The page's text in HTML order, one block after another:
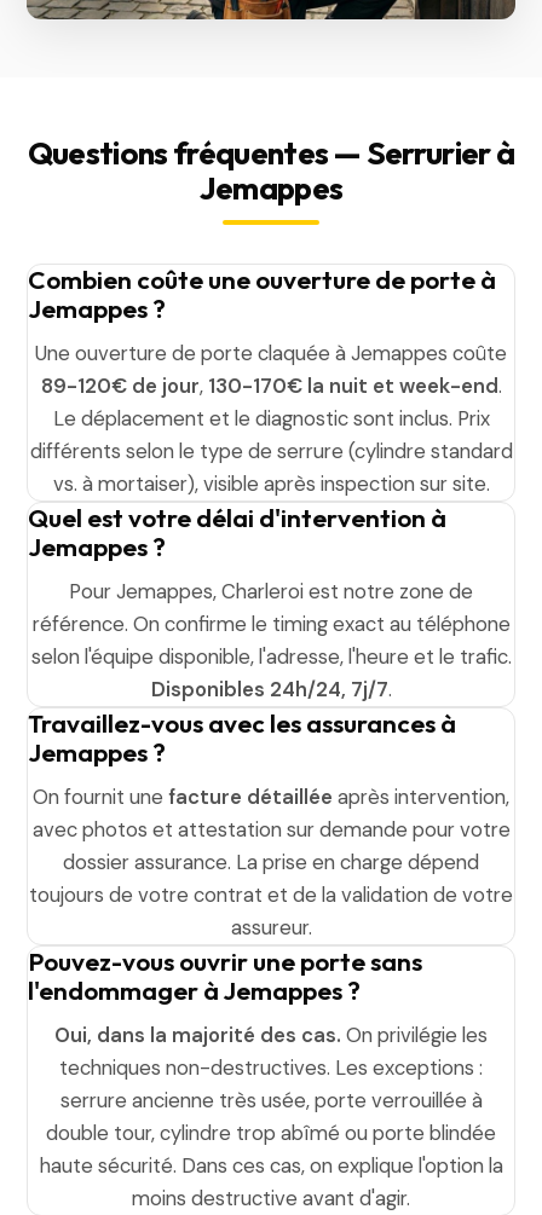
Questions fréquentes — Serrurier à
Jemappes
Combien coûte une ouverture de porte à
Jemappes ?
Une ouverture de porte claquée à Jemappes coûte
89-120€ de jour, 130-170€ la nuit et week-end.
Le déplacement et le diagnostic sont inclus. Prix
différents selon le type de serrure (cylindre standard
vs. à mortaiser), visible après inspection sur site.
Quel est votre délai d'intervention à
Jemappes ?
Pour Jemappes, Charleroi est notre zone de
référence. On confirme le timing exact au téléphone
selon l'équipe disponible, l'adresse, l'heure et le trafic.
Disponibles 24h/24, 7j/7.
Travaillez-vous avec les assurances à
Jemappes ?
On fournit une facture détaillée après intervention,
avec photos et attestation sur demande pour votre
dossier assurance. La prise en charge dépend
toujours de votre contrat et de la validation de votre
assureur.
Pouvez-vous ouvrir une porte sans
l'endommager à Jemappes ?
Oui, dans la majorité des cas. On privilégie les
techniques non-destructives. Les exceptions :
serrure ancienne très usée, porte verrouillée à
double tour, cylindre trop abîmé ou porte blindée
haute sécurité. Dans ces cas, on explique l'option la
moins destructive avant d'agir.